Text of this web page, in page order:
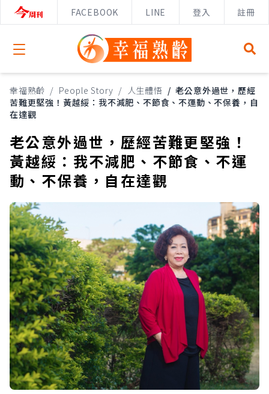
FACEBOOK LINE 登入 註冊
Open menu
幸福熟齡 / People Story / 人生體悟 / 老公意外過世，歷經
苦難更堅強！黃越綏：我不減肥、不節食、不運動、不保養，自
在達觀
老公意外過世，歷經苦難更堅強！
黃越綏：我不減肥、不節食、不運
動、不保養，自在達觀